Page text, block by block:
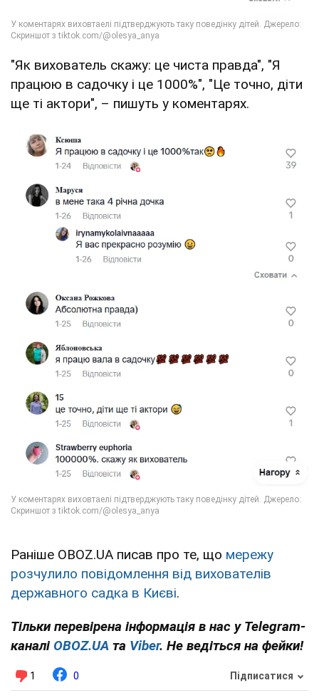
"Як вихователь скажу: це чиста правда", "Я
працюю в садочку і це 1000%", "Це точно, діти
ще ті актори", – пишуть у коментарях.
Раніше OBOZ.UA писав про те, що мережу
розчулило повідомлення від вихователів
державного садка в Києві.
Тільки перевірена інформація в нас у Telegram-
каналі OBOZ.UA та Viber. Не ведіться на фейки!
1 0 Підписатися